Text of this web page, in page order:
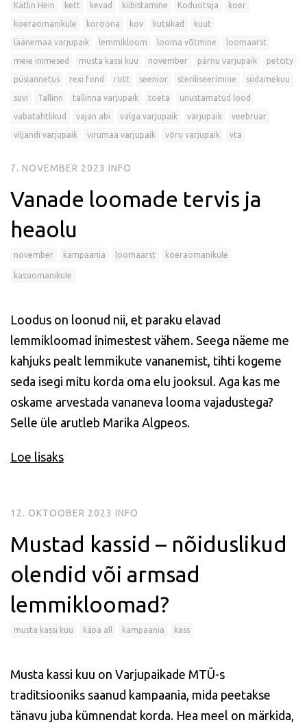
Kätlin Hein kett kevad kiibistamine Koduotsija koer
koeraomanikule koroona kov kutsikad kuut
läänemaa varjupaik lemmikloom looma võtmine loomaarst
meie inimesed musta kassi kuu november pärnu varjupaik petcity
püsiannetus rexi fond rott seenior steriliseerimine südamekuu
suvi Tallinn tallinna varjupaik toeta unustamatud lood
vabatahtlikud vajan abi valga varjupaik varjupaik veebruar
viljandi varjupaik virumaa varjupaik võru varjupaik vta
7. NOVEMBER 2023 INFO
Vanade loomade tervis ja
heaolu
november kampaania loomaarst koeraomanikule
kassiomanikule
Loodus on loonud nii, et paraku elavad
lemmikloomad inimestest vähem. Seega näeme me
kahjuks pealt lemmikute vananemist, tihti kogeme
seda isegi mitu korda oma elu jooksul. Aga kas me
oskame arvestada vananeva looma vajadustega?
Selle üle arutleb Marika Algpeos.
Loe lisaks
12. OKTOOBER 2023 INFO
Mustad kassid – nõiduslikud
olendid või armsad
lemmikloomad?
musta kassi kuu käpa all kampaania kass
Musta kassi kuu on Varjupaikade MTÜ-s
traditsiooniks saanud kampaania, mida peetakse
tänavu juba kümnendat korda. Hea meel on märkida,